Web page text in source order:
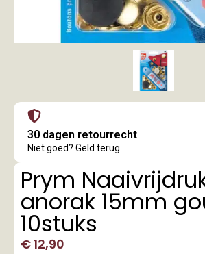
30 dagen retourrecht
Niet goed? Geld terug.
Prym
anorak 15mm
10stuks
€12,90